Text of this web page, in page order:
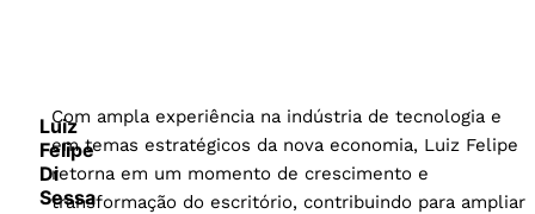
Com ampla experiência na indústria de tecnologia e
em temas estratégicos da nova economia, Luiz Felipe
retorna em um momento de crescimento e
transformação do escritório, contribuindo para ampliar
Luiz
Felipe
Di
Sessa